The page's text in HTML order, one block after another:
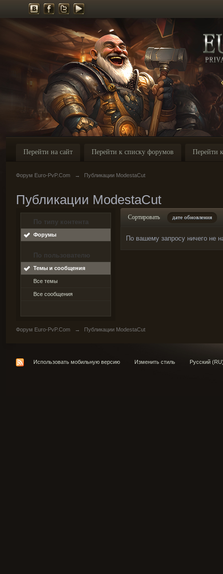
Перейти на сайт Перейти к списку форумов Перейти
Форум Euro-PvP.Com → Публикации ModestaCut
Публикации ModestaCut
По типу контента
Форумы
По пользователю
Темы и сообщения
Все темы
Все сообщения
Сортировать дате обновления
По вашему запросу ничего не
Форум Euro-PvP.Com → Публикации ModestaCut
Использовать мобильную версию Изменить стиль Русский